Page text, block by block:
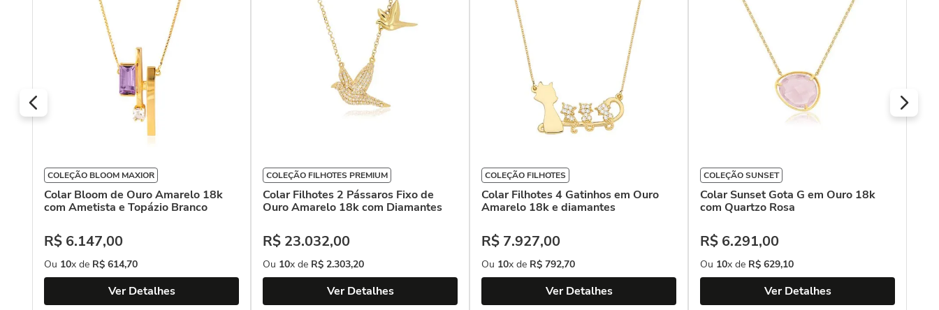
COLEÇÃO BLOOM MAXIOR
Colar Bloom de Ouro Amarelo 18k
com Ametista e Topázio Branco
R$ 6.147,00
Ou 10x de R$ 614,70
Ver Detalhes
COLEÇÃO FILHOTES PREMIUM
Colar Filhotes 2 Pássaros Fixo de
Ouro Amarelo 18k com Diamantes
R$ 23.032,00
Ou 10x de R$ 2.303,20
Ver Detalhes
COLEÇÃO FILHOTES
Colar Filhotes 4 Gatinhos em Ouro
Amarelo 18k e diamantes
R$ 7.927,00
Ou 10x de R$ 792,70
Ver Detalhes
COLEÇÃO SUNSET
Colar Sunset Gota G em Ouro 18k
com Quartzo Rosa
R$ 6.291,00
Ou 10x de R$ 629,10
Ver Detalhes